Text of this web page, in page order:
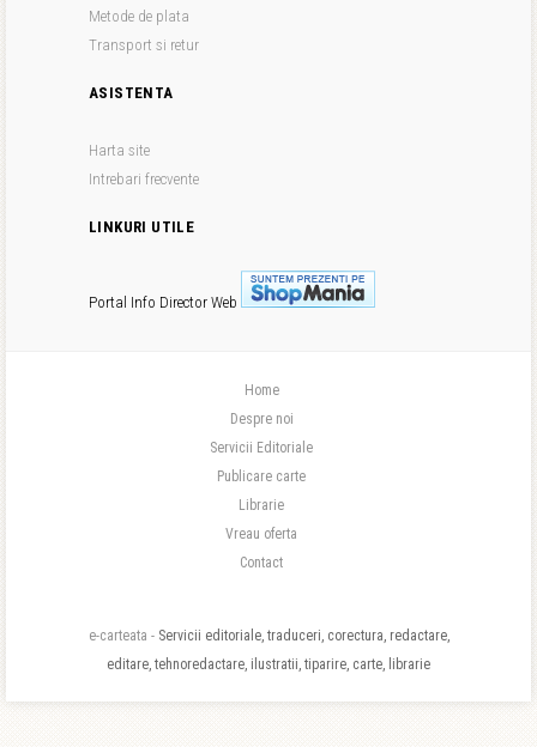
Metode de plata
Transport si retur
ASISTENTA
Harta site
Intrebari frecvente
LINKURI UTILE
Portal Info Director Web
Home
Despre noi
Servicii Editoriale
Publicare carte
Librarie
Vreau oferta
Contact
e-carteata - Servicii editoriale, traduceri, corectura, redactare,
editare, tehnoredactare, ilustratii, tiparire, carte, librarie